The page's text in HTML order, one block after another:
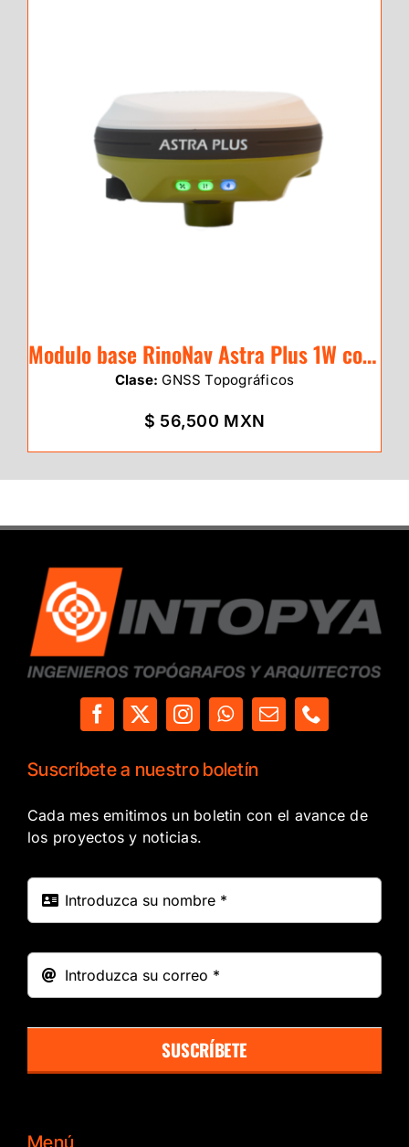
Modulo base RinoNav Astra Plus 1W con camara y colectora P9IV Android 11
Clase: GNSS Topográficos
$ 56,500 MXN
Suscríbete a nuestro boletín
Cada mes emitimos un boletin con el avance de
los proyectos y noticias.
SUSCRÍBETE
Menú